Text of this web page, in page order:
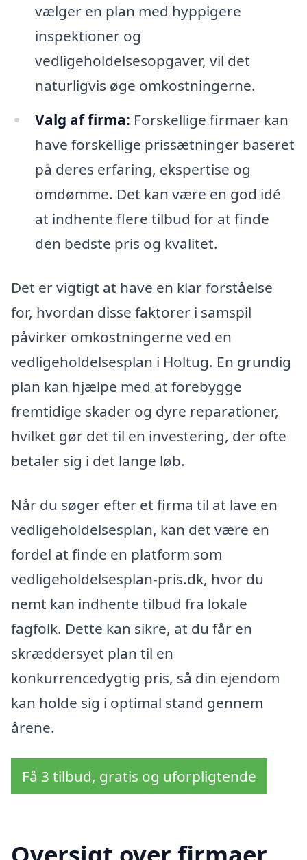
vælger en plan med hyppigere
inspektioner og
vedligeholdelsesopgaver, vil det
naturligvis øge omkostningerne.
Valg af firma: Forskellige firmaer kan
have forskellige prissætninger baseret
på deres erfaring, ekspertise og
omdømme. Det kan være en god idé
at indhente flere tilbud for at finde
den bedste pris og kvalitet.
Det er vigtigt at have en klar forståelse
for, hvordan disse faktorer i samspil
påvirker omkostningerne ved en
vedligeholdelsesplan i Holtug. En grundig
plan kan hjælpe med at forebygge
fremtidige skader og dyre reparationer,
hvilket gør det til en investering, der ofte
betaler sig i det lange løb.
Når du søger efter et firma til at lave en
vedligeholdelsesplan, kan det være en
fordel at finde en platform som
vedligeholdelsesplan-pris.dk, hvor du
nemt kan indhente tilbud fra lokale
fagfolk. Dette kan sikre, at du får en
skræddersyet plan til en
konkurrencedygtig pris, så din ejendom
kan holde sig i optimal stand gennem
årene.
Få 3 tilbud, gratis og uforpligtende